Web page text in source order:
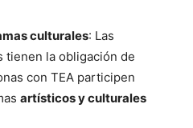
culturales: Las
tienen la obligación de
con TEA participen
artísticos y culturales